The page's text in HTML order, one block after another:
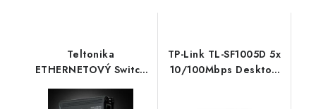
Teltonika
ETHERNETOVÝ Switch
NA DIN LIŠTU -
TSW304
TP-Link TL-SF1005D 5x
10/100Mbps Desktop